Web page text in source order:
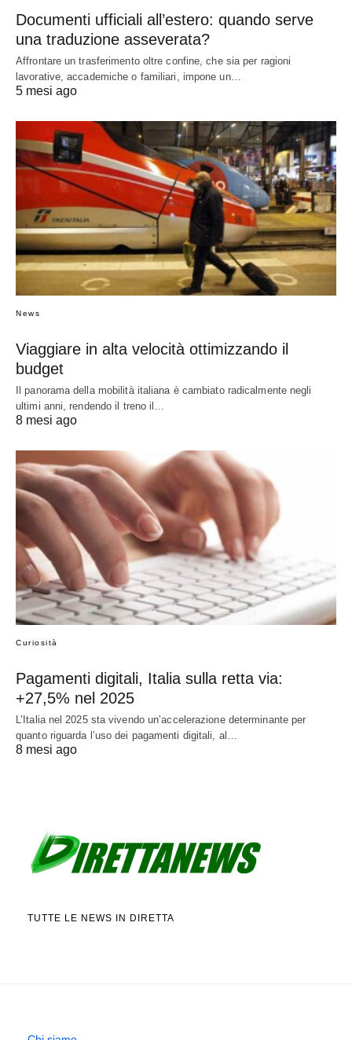
Documenti ufficiali all’estero: quando serve
una traduzione asseverata?
Affrontare un trasferimento oltre confine, che sia per ragioni
lavorative, accademiche o familiari, impone un…
5 mesi ago
News
Viaggiare in alta velocità ottimizzando il
budget
Il panorama della mobilità italiana è cambiato radicalmente negli
ultimi anni, rendendo il treno il…
8 mesi ago
Curiosità
Pagamenti digitali, Italia sulla retta via:
+27,5% nel 2025
L’Italia nel 2025 sta vivendo un’accelerazione determinante per
quanto riguarda l’uso dei pagamenti digitali, al…
8 mesi ago
TUTTE LE NEWS IN DIRETTA